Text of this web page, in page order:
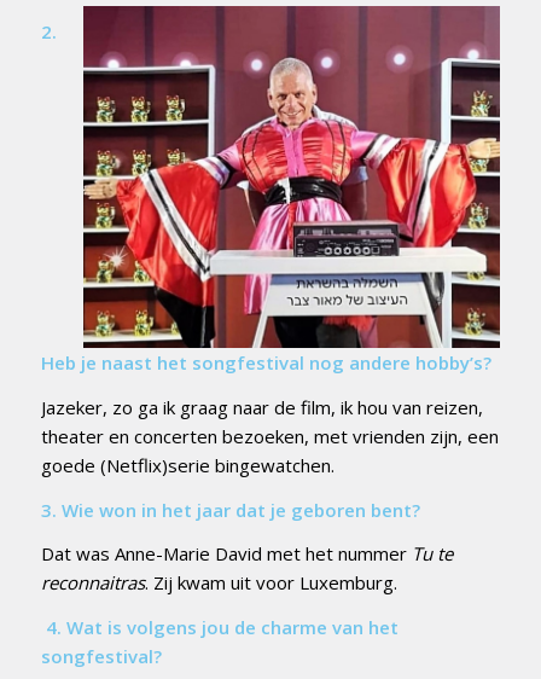
2.
Heb je naast het songfestival nog andere hobby’s?
Jazeker, zo ga ik graag naar de film, ik hou van reizen,
theater en concerten bezoeken, met vrienden zijn, een
goede (Netflix)serie bingewatchen.
3. Wie won in het jaar dat je geboren bent?
Dat was Anne-Marie David met het nummer Tu te
reconnaitras. Zij kwam uit voor Luxemburg.
4. Wat is volgens jou de charme van het
songfestival?